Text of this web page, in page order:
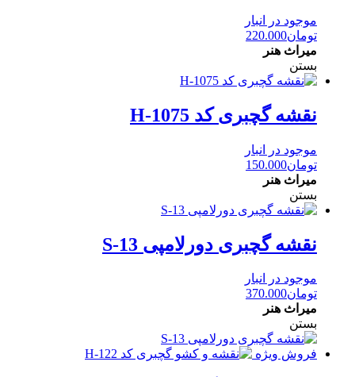
موجود در انبار
تومان220.000
میراث هنر
بستن
نقشه گچبری کد H-1075
موجود در انبار
تومان150.000
میراث هنر
بستن
نقشه گچبری دورلامپی S-13
موجود در انبار
تومان370.000
میراث هنر
بستن
فروش ویژه